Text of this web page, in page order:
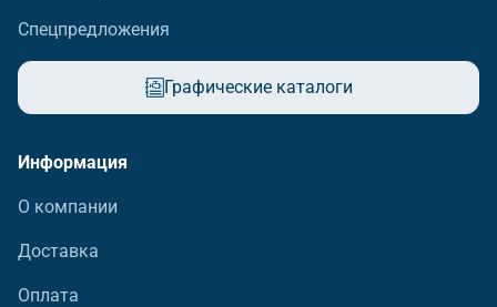
Спецпредложения
Графические каталоги
Информация
О компании
Доставка
Оплата